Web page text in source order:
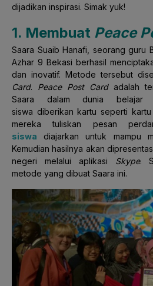
dijadikan inspirasi. Simak yuk!
1. Membuat Peace
Saara Suaib Hanafi, seorang guru
Azhar 9 Bekasi berhasil
dan inovatif. Metode tersebut
Card. Peace Post Card adalah
Saara dalam dunia belajar
siswa diberikan kartu seperti
mereka tuliskan pesan
siswa diajarkan untuk mampu
Kemudian hasilnya akan
negeri melalui aplikasi Skype.
metode yang dibuat Saara ini.